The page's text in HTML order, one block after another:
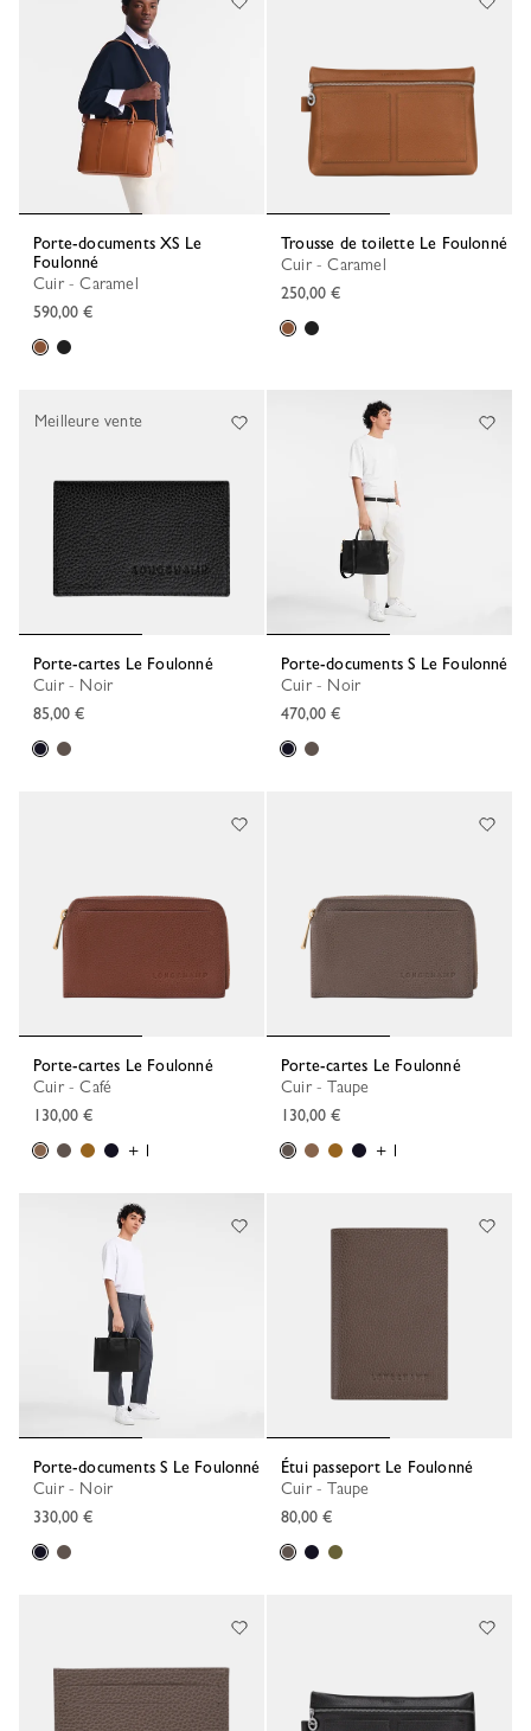
Porte-documents XS Le
Foulonné
Cuir - Caramel
590,00 €
Trousse de toilette Le Foulonné
Cuir - Caramel
250,00 €
Porte-cartes Le Foulonné
Cuir - Noir
85,00 €
Meilleure vente
Porte-documents S Le Foulonné
Cuir - Noir
470,00 €
Porte-cartes Le Foulonné
Cuir - Café
130,00 €
+ 1
Porte-cartes Le Foulonné
Cuir - Taupe
130,00 €
+ 1
Porte-documents S Le Foulonné
Cuir - Noir
330,00 €
Étui passeport Le Foulonné
Cuir - Taupe
80,00 €